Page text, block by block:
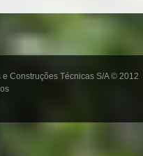
Construções Técnicas S/A © 2012